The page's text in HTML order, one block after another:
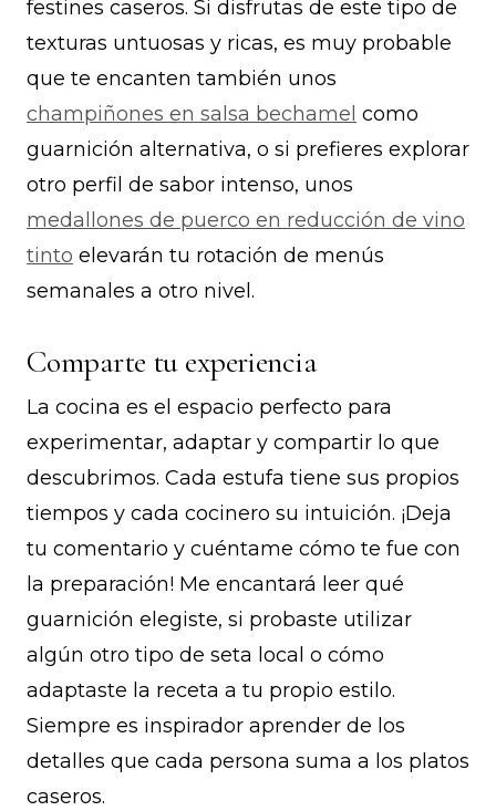
festines caseros. Si disfrutas de este tipo de
texturas untuosas y ricas, es muy probable
que te encanten también unos
champiñones en salsa bechamel como
guarnición alternativa, o si prefieres explorar
otro perfil de sabor intenso, unos
medallones de puerco en reducción de vino
tinto elevarán tu rotación de menús
semanales a otro nivel.
Comparte tu experiencia
La cocina es el espacio perfecto para
experimentar, adaptar y compartir lo que
descubrimos. Cada estufa tiene sus propios
tiempos y cada cocinero su intuición. ¡Deja
tu comentario y cuéntame cómo te fue con
la preparación! Me encantará leer qué
guarnición elegiste, si probaste utilizar
algún otro tipo de seta local o cómo
adaptaste la receta a tu propio estilo.
Siempre es inspirador aprender de los
detalles que cada persona suma a los platos
caseros.